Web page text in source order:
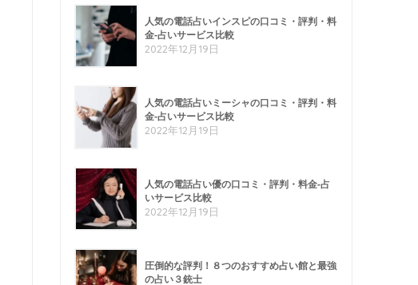
人気の電話占いインスピの口コミ・評判・料
金-占いサービス比較
2022年12月19日
人気の電話占いミーシャの口コミ・評判・料
金-占いサービス比較
2022年12月19日
人気の電話占い優の口コミ・評判・料金-占
いサービス比較
2022年12月19日
圧倒的な評判！８つのおすすめ占い館と最強
の占い３銃士